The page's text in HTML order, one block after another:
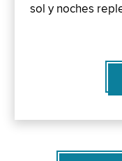
sol y noches